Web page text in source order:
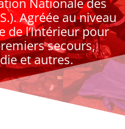
Nationale des
Agréée au niveau
de l’Intérieur pour
secours,
et autres.